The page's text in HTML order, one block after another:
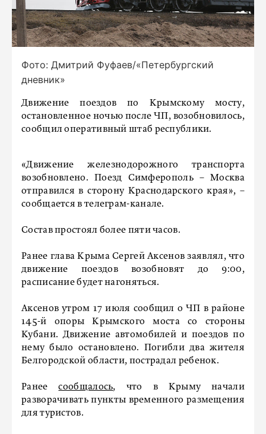
Фото: Дмитрий Фуфаев/«Петербургский
дневник»
Движение поездов по Крымскому мосту,
остановленное ночью после ЧП, возобновилось,
сообщил оперативный штаб республики.
«Движение железнодорожного транспорта
возобновлено. Поезд Симферополь – Москва
отправился в сторону Краснодарского края», –
сообщается в телеграм-канале.
Состав простоял более пяти часов.
Ранее глава Крыма Сергей Аксенов заявлял, что
движение поездов возобновят до 9:00,
расписание будет нагоняться.
Аксенов утром 17 июля сообщил о ЧП в районе
145-й опоры Крымского моста со стороны
Кубани. Движение автомобилей и поездов по
нему было остановлено. Погибли два жителя
Белгородской области, пострадал ребенок.
Ранеесообщалось, что в Крыму начали
разворачивать пункты временного размещения
для туристов.